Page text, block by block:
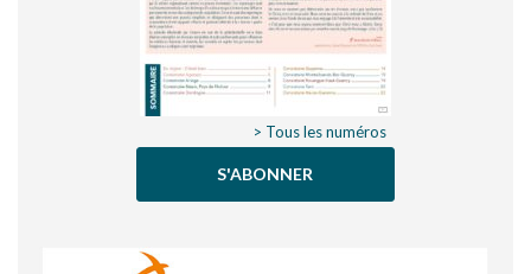
> Tous les numéros
S'ABONNER